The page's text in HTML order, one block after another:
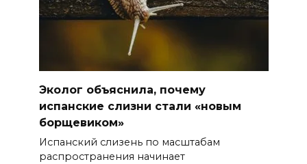
Эколог объяснила, почему
испанские слизни стали «новым
борщевиком»
Испанский слизень по масштабам
распространения начинает